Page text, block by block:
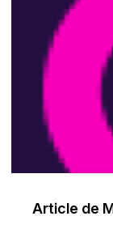
Article de